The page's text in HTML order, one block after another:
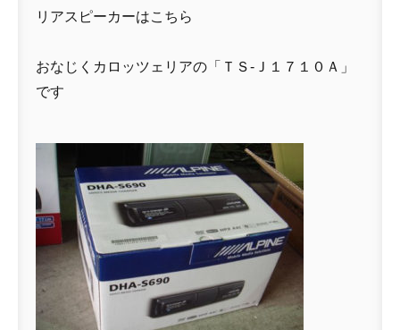
リアスピーカーはこちら
おなじくカロッツェリアの「ＴＳ-Ｊ１７１０Ａ」
です